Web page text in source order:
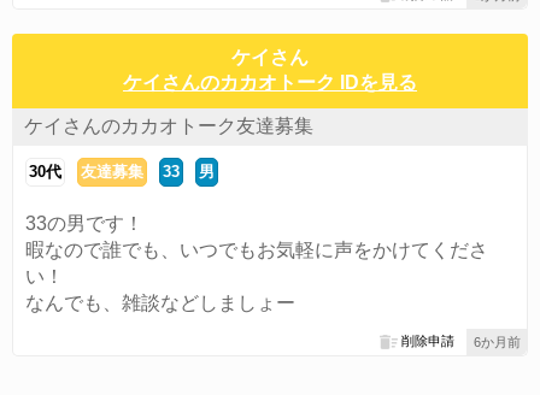
ケイさん
ケイさんのカカオトーク IDを見る
ケイさんのカカオトーク友達募集
30代 友達募集 33 男
33の男です！
暇なので誰でも、いつでもお気軽に声をかけてくださ
い！
なんでも、雑談などしましょー
6か月前
削除申請